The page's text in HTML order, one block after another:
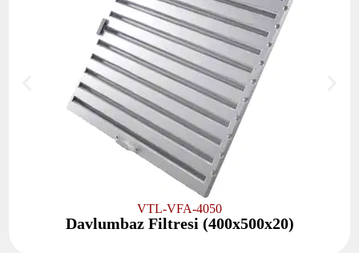
VTL-VFA-4050
Davlumbaz Filtresi (400x500x20)